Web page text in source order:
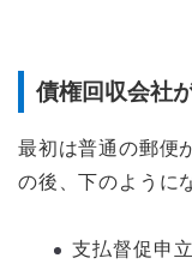
債権回収会社
最初は普通の郵便
の後、下のように
支払督促申